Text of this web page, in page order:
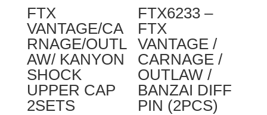
FTX
VANTAGE/CA
RNAGE/OUTL
AW/ KANYON
SHOCK
UPPER CAP
2SETS
FTX6233 –
FTX
VANTAGE /
CARNAGE /
OUTLAW /
BANZAI DIFF
PIN (2PCS)